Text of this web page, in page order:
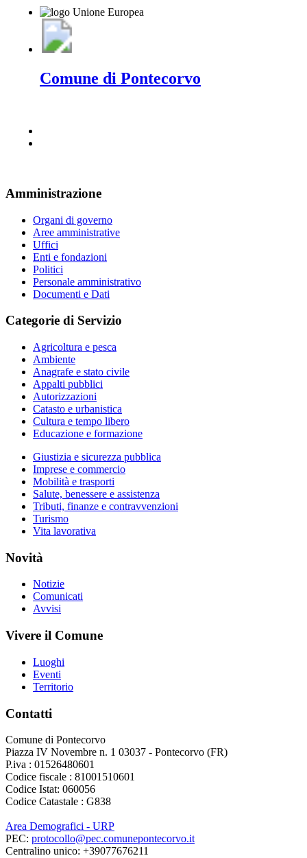
Comune di Pontecorvo
Amministrazione
Organi di governo
Aree amministrative
Uffici
Enti e fondazioni
Politici
Personale amministrativo
Documenti e Dati
Categorie di Servizio
Agricoltura e pesca
Ambiente
Anagrafe e stato civile
Appalti pubblici
Autorizzazioni
Catasto e urbanistica
Cultura e tempo libero
Educazione e formazione
Giustizia e sicurezza pubblica
Imprese e commercio
Mobilità e trasporti
Salute, benessere e assistenza
Tributi, finanze e contravvenzioni
Turismo
Vita lavorativa
Novità
Notizie
Comunicati
Avvisi
Vivere il Comune
Luoghi
Eventi
Territorio
Contatti
Comune di Pontecorvo
Piazza IV Novembre n. 1 03037 - Pontecorvo (FR)
P.iva : 01526480601
Codice fiscale : 81001510601
Codice Istat: 060056
Codice Catastale : G838
Area Demografici - URP
PEC: protocollo@pec.comunepontecorvo.it
Centralino unico: +39077676211